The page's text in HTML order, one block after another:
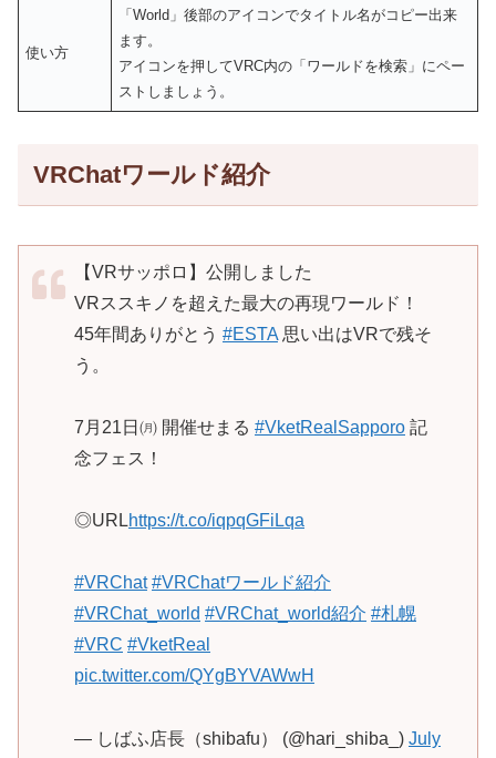
使い方
「World」後部のアイコンでタイトル名がコピー出来
ます。
アイコンを押してVRC内の「ワールドを検索」にペー
ストしましょう。
VRChatワールド紹介
【VRサッポロ】公開しました
VRススキノを超えた最大の再現ワールド！
45年間ありがとう #ESTA 思い出はVRで残そ
う。
7月21日㈪ 開催せまる #VketRealSapporo 記
念フェス！
◎URLhttps://t.co/iqpqGFiLqa
#VRChat #VRChatワールド紹介
#VRChat_world #VRChat_world紹介 #札幌
#VRC #VketReal
pic.twitter.com/QYgBYVAWwH
— しばふ店長（shibafu） (@hari_shiba_) July